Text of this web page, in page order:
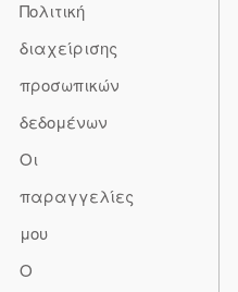
Πολιτική
διαχείρισης
προσωπικών
δεδομένων
Οι
παραγγελίες
μου
Ο